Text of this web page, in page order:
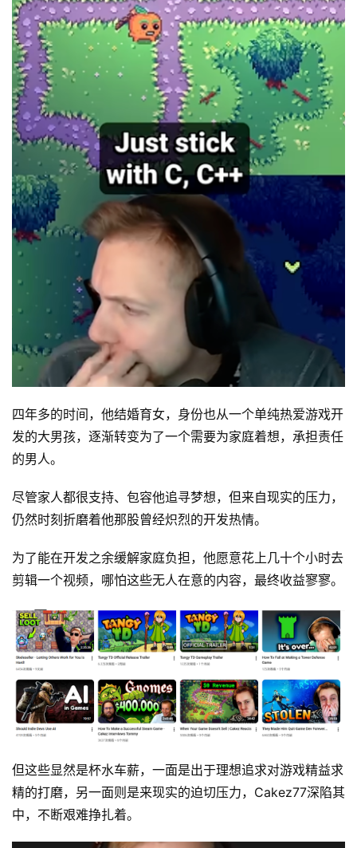
四年多的时间，他结婚育女，身份也从一个单纯热爱游戏开
发的大男孩，逐渐转变为了一个需要为家庭着想，承担责任
的男人。
尽管家人都很支持、包容他追寻梦想，但来自现实的压力，
仍然时刻折磨着他那股曾经炽烈的开发热情。
为了能在开发之余缓解家庭负担，他愿意花上几十个小时去
剪辑一个视频，哪怕这些无人在意的内容，最终收益寥寥。
但这些显然是杯水车薪，一面是出于理想追求对游戏精益求
精的打磨，另一面则是来现实的迫切压力，Cakez77深陷其
中，不断艰难挣扎着。